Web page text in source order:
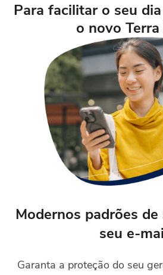
Para facilitar o seu
o novo
Modernos padrões
seu e-
Garanta a proteção do seu